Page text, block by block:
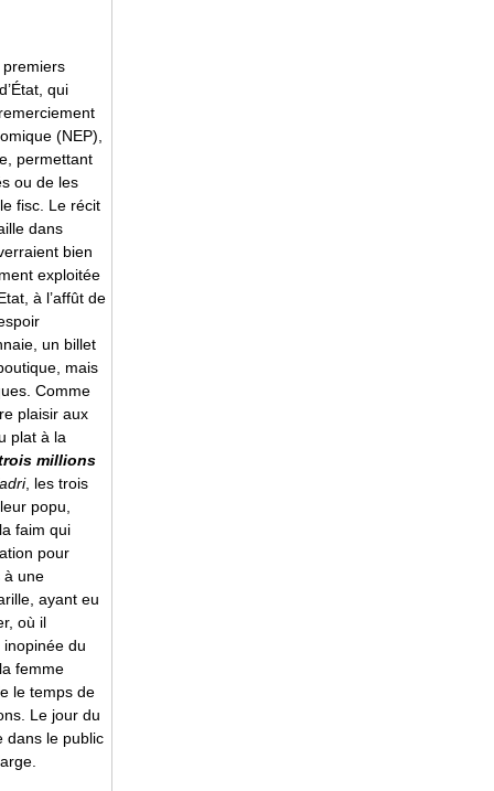
qui
(NEP),
permettant
ou de les
fisc. Le récit
dans
bien
exploitée
à l’affût de
un billet
mais
Comme
plaisir aux
plat à la
millions
, les trois
popu,
faim qui
pour
à une
ayant eu
où il
inopinée du
femme
le temps de
Le jour du
dans le public